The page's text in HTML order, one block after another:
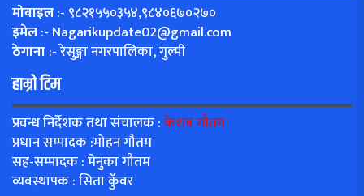
मोबाइल:- ९८२१५५०३५४,९८४०६७०२७०
इमेल:- Nagarikupdate02@gmail.com
ठेगाना:- रेसुङ्गा नगरपालिका, गुल्मी
हाम्रो टिम
प्रवन्ध निर्देशक तथा संचालक :केशब गौतम
प्रधान सम्पादक :मोहन गौतम
सह-सम्पादक : मेनुका गौतम
व्यवस्थापक : सिता कुँवर